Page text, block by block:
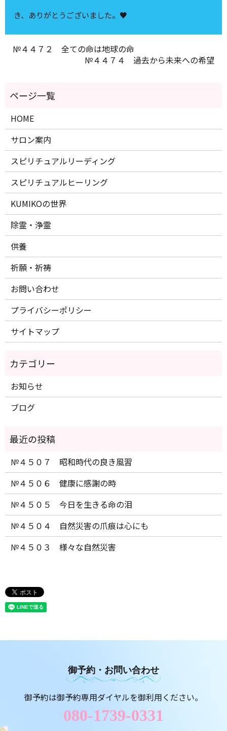
き、ありがとうございました。♥
№４４７２ 全ての命は地球の命
№４４７４ 過去から未来への希望
HOME
サロン案内
スピリチュアルリーディング
スピリチュアルヒーリング
KUMIKOの世界
除霊・浄霊
供養
祈願・祈祷
お問い合わせ
プライバシーポリシー
サイトマップ
お知らせ
ブログ
№４５０７ 昭和時代の良き風習
№４５０６ 健康に感謝の時
№４５０５ 今日を生きる命の泪
№４５０４ 自然災害の爪痕は心にも
№４５０３ 様々な自然災害
御予約・お問い合わせ
御予約は御予約専用ダイヤルを御利用ください。
080-1739-0331